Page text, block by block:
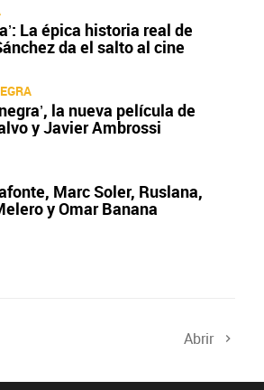
La épica historia real de
da el salto al cine
la nueva película de
y Javier Ambrossi
Marc Soler, Ruslana,
y Omar Banana
‘A fuego’
Abrir